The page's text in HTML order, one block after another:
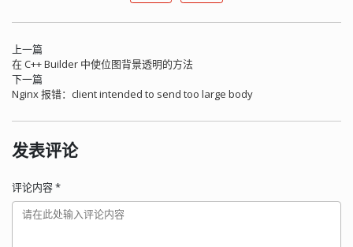
上一篇
在 C++ Builder 中使位图背景透明的方法
下一篇
Nginx 报错：client intended to send too large body
发表评论
评论内容*